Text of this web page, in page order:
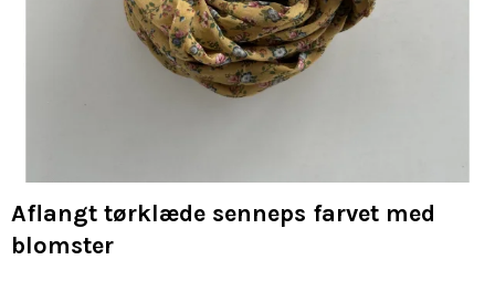
Aflangt tørklæde senneps farvet med
blomster